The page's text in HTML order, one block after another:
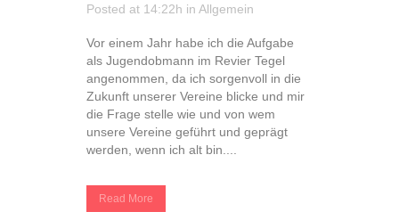
Posted at 14:22h in Allgemein
Vor einem Jahr habe ich die Aufgabe
als Jugendobmann im Revier Tegel
angenommen, da ich sorgenvoll in die
Zukunft unserer Vereine blicke und mir
die Frage stelle wie und von wem
unsere Vereine geführt und geprägt
werden, wenn ich alt bin....
Read More